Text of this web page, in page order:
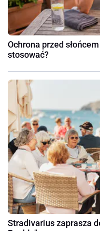
Ochrona przed
stosować?
Stradivarius zaprasza